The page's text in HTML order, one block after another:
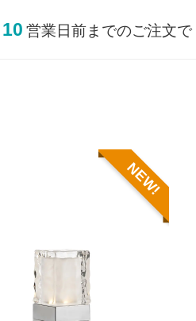
10 営業日前までのご注文で
NEW!